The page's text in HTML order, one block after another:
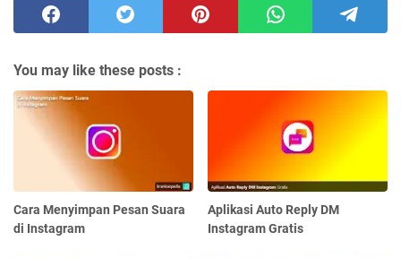
You may like these posts :
Cara Menyimpan Pesan Suara
di Instagram
Aplikasi Auto Reply DM
Instagram Gratis